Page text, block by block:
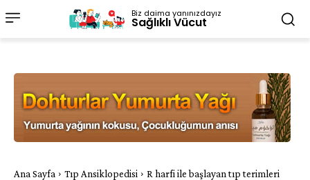
Biz daima yanınızdayız
Sağlıklı Vücut
Ana Sayfa Tıp Ansiklopedisi
R harfi ile başlayan tıp terimleri